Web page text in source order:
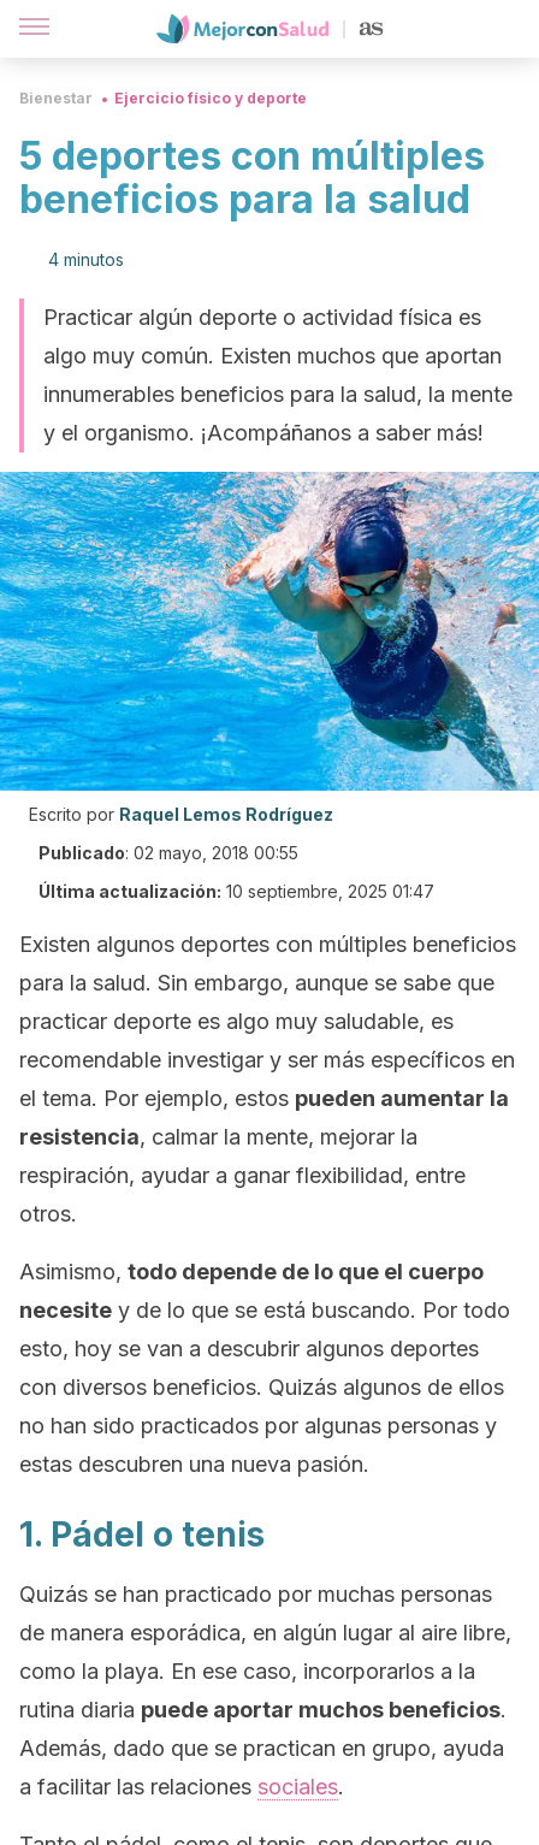
Bienestar Ejercicio físico y deporte
5 deportes con múltiples
beneficios para la salud
4 minutos
Practicar algún deporte o actividad física es
algo muy común. Existen muchos que aportan
innumerables beneficios para la salud, la mente
y el organismo. ¡Acompáñanos a saber más!
Escrito por Raquel Lemos Rodríguez
Publicado: 02 mayo, 2018 00:55
Última actualización: 10 septiembre, 2025 01:47
Existen algunos deportes con múltiples beneficios
para la salud. Sin embargo, aunque se sabe que
practicar deporte es algo muy saludable, es
recomendable investigar y ser más específicos en
el tema. Por ejemplo, estos pueden aumentar la
resistencia, calmar la mente, mejorar la
respiración, ayudar a ganar flexibilidad, entre
otros.
Asimismo, todo depende de lo que el cuerpo
necesite y de lo que se está buscando. Por todo
esto, hoy se van a descubrir algunos deportes
con diversos beneficios. Quizás algunos de ellos
no han sido practicados por algunas personas y
estas descubren una nueva pasión.
1. Pádel o tenis
Quizás se han practicado por muchas personas
de manera esporádica, en algún lugar al aire libre,
como la playa. En ese caso, incorporarlos a la
rutina diaria puede aportar muchos beneficios.
Además, dado que se practican en grupo, ayuda
a facilitar las relaciones sociales.